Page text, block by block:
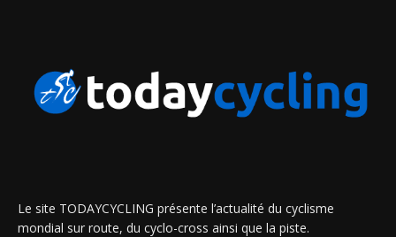
Le site TODAYCYCLING présente l’actualité du cyclisme
mondial sur route, du cyclo-cross ainsi que la piste.